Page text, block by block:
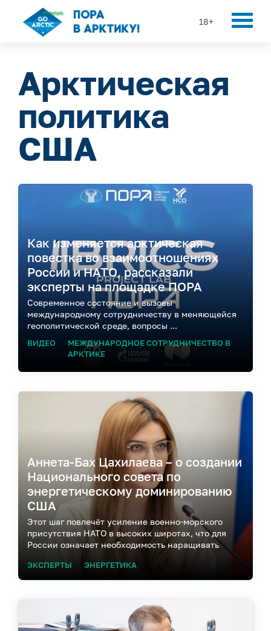
18+
Арктическая
политика
США
Как изменяется арктическая
повестка во взаимоотношениях
России и НАТО, рассказали
эксперты на площадке ПОРА
Современное состояние и вызовы
международному сотрудничеству в меняющейся
геополитической среде, вопросы ...
ВИДЕО
МЕЖДУНАРОДНОЕ СОТРУДНИЧЕСТВО В
АРКТИКЕ
Аннета-Бах Цахилаева – о создании
Национального совета по
энергетическому доминированию
США
Этот шаг повлечёт усиление военно-морского
присутствия НАТО в высоких широтах, что для
России означает необходимость наращивать
ледокольный флот и системы береговой обороны
ЭКСПЕРТЫ ЭНЕРГЕТИКА